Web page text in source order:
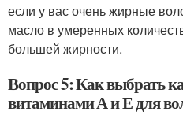
если у вас очень жирные
масло в умеренных
большей жирности.
Вопрос 5: Как выбрать
витаминами А и Е для